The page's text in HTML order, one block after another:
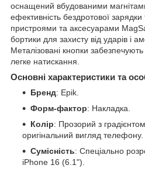
оснащений вбудованими
ефективність бездротової зарядки
пристроями та аксесуарами
бортики для захисту від ударів і
Металізовані кнопки
легке натискання.
Основні характеристики та
Бренд: Epik.
Форм-фактор: Накладка.
Колір: Прозорий з
оригінальний вигляд телефону.
Сумісність: Спеціально
iPhone 16 (6.1").